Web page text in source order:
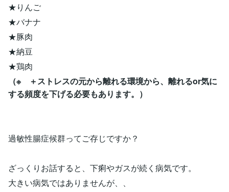
★りんご
★バナナ
★豚肉
★納豆
★鶏肉
（※ ＋ストレスの元から離れる環境から、離れるor気に
する頻度を下げる必要もあります。）
過敏性腸症候群ってご存じですか？
ざっくりお話すると、下痢やガスが続く病気です。
大きい病気ではありませんが、、